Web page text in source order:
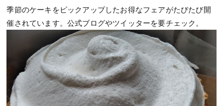
季節のケーキをピックアップしたお得なフェアがたびたび開
催されています。公式ブログやツイッターを要チェック。